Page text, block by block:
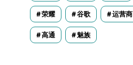
荣耀 谷歌 运营商
高通 魅族